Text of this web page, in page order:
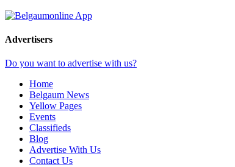
Advertisers
Do you want to advertise with us?
Home
Belgaum News
Yellow Pages
Events
Classifieds
Blog
Advertise With Us
Contact Us